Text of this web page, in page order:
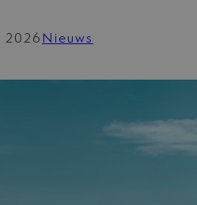
2026 Nieuws